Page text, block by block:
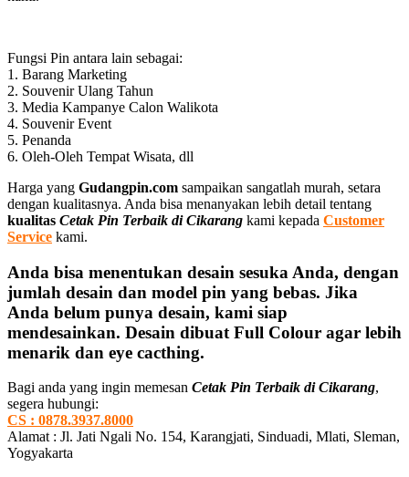
Fungsi Pin antara lain sebagai:
1. Barang Marketing
2. Souvenir Ulang Tahun
3. Media Kampanye Calon Walikota
4. Souvenir Event
5. Penanda
6. Oleh-Oleh Tempat Wisata, dll
Harga yang Gudangpin.com sampaikan sangatlah murah, setara
dengan kualitasnya. Anda bisa menanyakan lebih detail tentang
kualitas Cetak Pin Terbaik di Cikarang kami kepada Customer
Service kami.
Anda bisa menentukan desain sesuka Anda, dengan
jumlah desain dan model pin yang bebas. Jika
Anda belum punya desain, kami siap
mendesainkan. Desain dibuat Full Colour agar lebih
menarik dan eye cacthing.
Bagi anda yang ingin memesan Cetak Pin Terbaik di Cikarang,
segera hubungi:
CS : 0878.3937.8000
Alamat : Jl. Jati Ngali No. 154, Karangjati, Sinduadi, Mlati, Sleman,
Yogyakarta